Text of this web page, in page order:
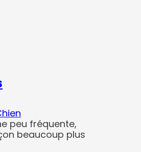
peu fréquente,
beaucoup plus